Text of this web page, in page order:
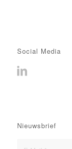
Social Media
Nieuwsbrief